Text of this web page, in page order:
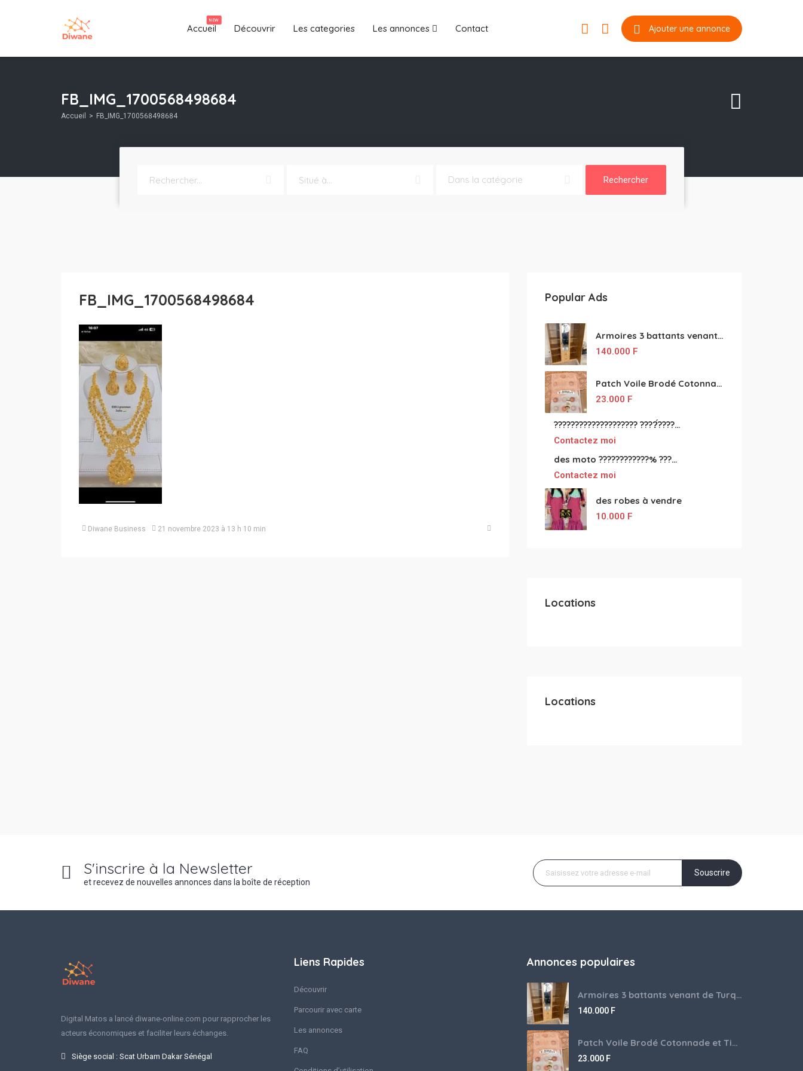
Accueil
NEW
Découvrir Les categories Les annonces Contact Ajouter une annonce
FB_IMG_1700568498684
Accueil FB_IMG_1700568498684
Rechercher
FB_IMG_1700568498684
Diwane Business 21 novembre 2023 à 13 h 10 min
Popular Ads
Armoires 3 battants venant de Turquie disponibles
140.000 F
Patch Voile Brodé Cotonnade et Tinu Minu de l’Inde ???????? ????
23.000 F
???????????????????? ????́???????????????????????????????????????? à vendre
Contactez moi
des moto ????????????% ????́???????????????????????????????????? à vendre
Contactez moi
des robes à vendre
10.000 F
Locations
Locations
S'inscrire à la Newsletter
et recevez de nouvelles annonces dans la boîte de réception
Souscrire
Digital Matos a lancé diwane-online.com pour rapprocher les
acteurs économiques et faciliter leurs échanges.
Siège social : Scat Urbam Dakar Sénégal
Liens Rapides
Découvrir
Parcourir avec carte
Les annonces
FAQ
Annonces populaires
Armoires 3 battants venant de Turquie disponibles
140.000 F
Patch Voile Brodé Cotonnade et Tinu Minu de l’Inde ???????? ????
23.000 F